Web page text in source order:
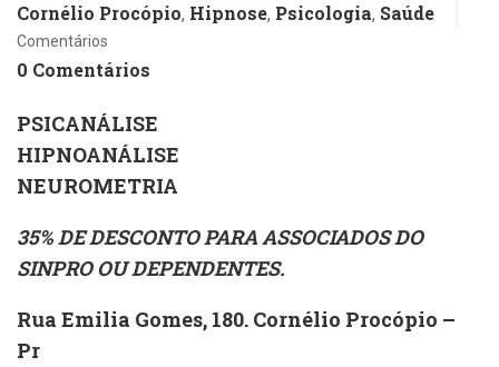
Cornélio Procópio, Hipnose, Psicologia, Saúde
Comentários
0 Comentários
PSICANÁLISE
HIPNOANÁLISE
NEUROMETRIA
35% DE DESCONTO PARA ASSOCIADOS DO
SINPRO OU DEPENDENTES.
Rua Emilia Gomes, 180. Cornélio Procópio –
Pr